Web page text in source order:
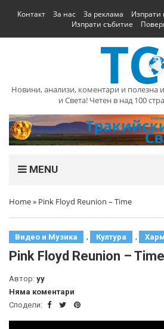
Контакт За нас За реклама Изпрати
Изпрати събитие
Новини, анализи, коментари и полезна
и Света! Четен в над 100
MENU
Home» Pink Floyd Reunion – Time
Видео и Музика , Култура ,
Pink Floyd Reunion – Time
Автор: yy
Няма коментари
Сподели: